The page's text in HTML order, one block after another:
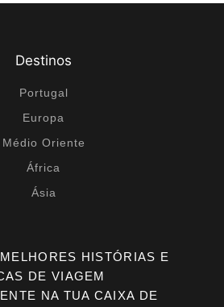
Destinos
Portugal
Europa
Médio Oriente
África
Ásia
HISTÓRIAS E
DE VIAGEM
NA TUA CAIXA DE